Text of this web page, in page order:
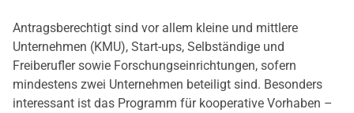
Antragsberechtigt sind vor allem kleine und mittlere
Unternehmen (KMU), Start-ups, Selbständige und
Freiberufler sowie Forschungseinrichtungen, sofern
mindestens zwei Unternehmen beteiligt sind. Besonders
interessant ist das Programm für kooperative Vorhaben –